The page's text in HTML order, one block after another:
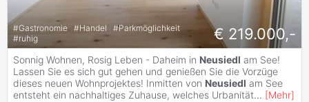
#Gastronomie #Handel #Parkmöglichkeit
#ruhig € 219.000,-
Sonnig Wohnen, Rosig Leben - Daheim in Neusiedl am See!
Lassen Sie es sich gut gehen und genießen Sie die Vorzüge
dieses neuen Wohnprojektes! Inmitten von Neusiedl am See
entsteht ein nachhaltiges Zuhause, welches Urbanität... [Mehr]